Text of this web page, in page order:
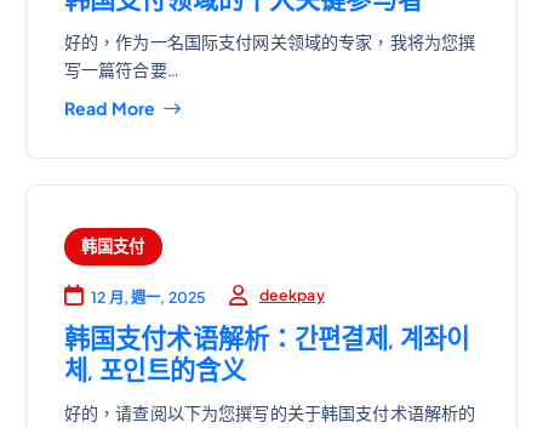
好的，作为一名国际支付网关领域的专家，我将为您撰
写一篇符合要…
Read More
韩国支付
12 月, 週一, 2025 deekpay
韩国支付术语解析：간편결제, 계좌이
체, 포인트的含义
好的，请查阅以下为您撰写的关于韩国支付术语解析的